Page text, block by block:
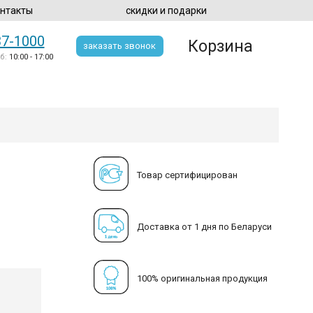
скидки и подарки
1000
10:00 - 17:00
заказать звонок Корзина
Товар сертифицирован
Доставка от 1 дня по Беларуси
100% оригинальная продукция